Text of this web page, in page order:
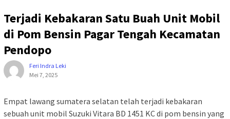
Terjadi Kebakaran Satu Buah Unit Mobil
di Pom Bensin Pagar Tengah Kecamatan
Pendopo
Feri Indra Leki
Mei 7, 2025
Empat lawang sumatera selatan telah terjadi kebakaran
sebuah unit mobil Suzuki Vitara BD 1451 KC di pom bensin yang